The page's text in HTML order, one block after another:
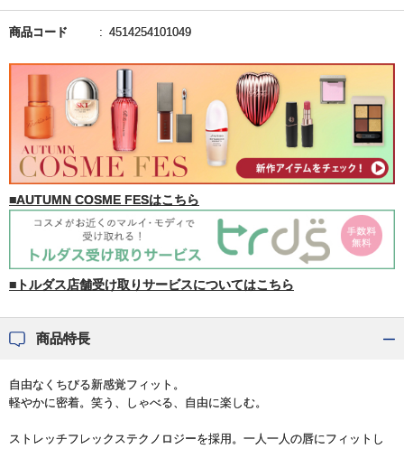
商品コード 4514254101049
■AUTUMN COSME FESはこちら
■トルダス店舗受け取りサービスについてはこちら
商品特長
自由なくちびる新感覚フィット。
軽やかに密着。笑う、しゃべる、自由に楽しむ。
ストレッチフレックステクノロジーを採用。一人一人の唇にフィットし